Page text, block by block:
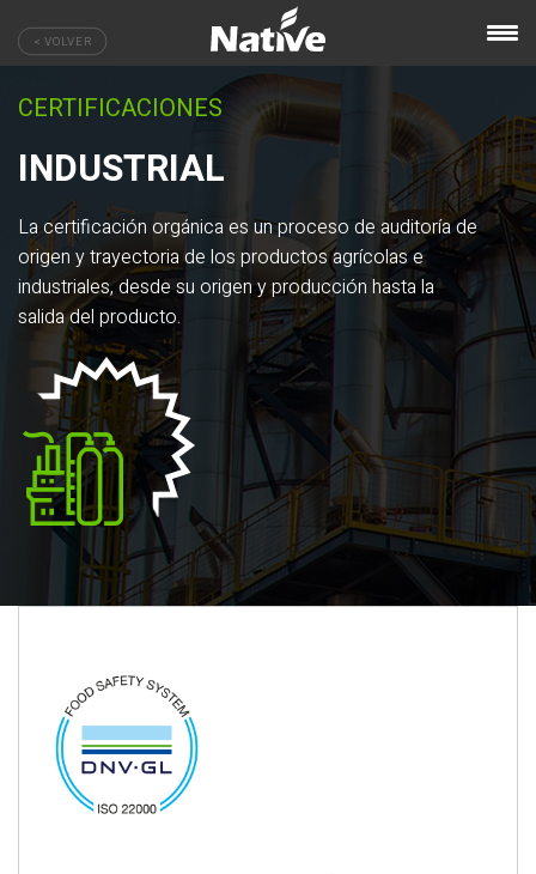
< VOLVER
CERTIFICACIONES
INDUSTRIAL
La certificación orgánica es un proceso de auditoría de
origen y trayectoria de los productos agrícolas e
industriales, desde su origen y producción hasta la
salida del producto.